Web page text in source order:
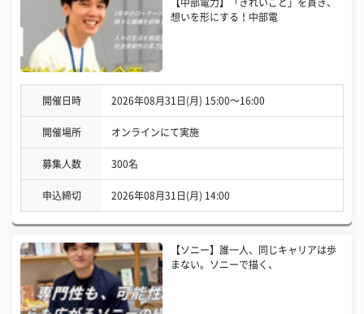
【中部電力】「きれいごと」を貫き、
想いを形にする！中部電
開催日時 2026年08月31日(月) 15:00〜16:00
開催場所 オンラインにて実施
募集人数 300名
申込締切 2026年08月31日(月) 14:00
【ソニー】誰一人、同じキャリアは歩
まない。ソニーで描く、